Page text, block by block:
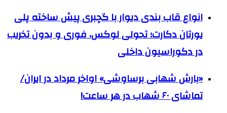
انواع قاب بندی دیوار با گچبری پیش ساخته پلی
یورتان دکارت؛ تحولی لوکس، فوری و بدون تخریب
در دکوراسیون داخلی
«بارش شهابی برساوشی» اواخر مرداد در ایران/
تماشای ۶۰ شهاب در هر ساعت!